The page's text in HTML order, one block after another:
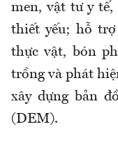
men, vật tư y tế,
thiết yếu; hỗ
thực vật, bón
trồng và phát
xây dựng bản
(DEM).